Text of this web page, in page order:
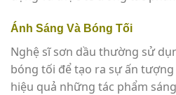
Ánh Sáng Và Bóng Tối
Nghệ sĩ sơn dầu thường sử
bóng tối để tạo ra sự ấn tượng
hiệu quả những tác phẩm